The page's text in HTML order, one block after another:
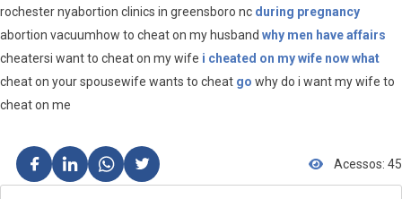
rochester nyabortion clinics in greensboro nc during pregnancy
abortion vacuumhow to cheat on my husband why men have affairs
cheatersi want to cheat on my wife i cheated on my wife now what
cheat on your spousewife wants to cheat go why do i want my wife to
cheat on me
Acessos: 45